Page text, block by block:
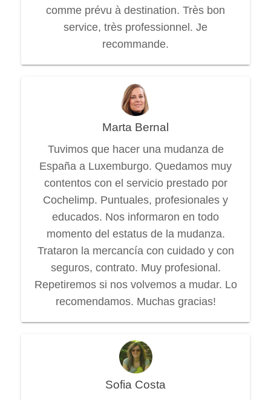
comme prévu à destination. Très bon
service, très professionnel. Je
recommande.
Marta Bernal
Tuvimos que hacer una mudanza de
España a Luxemburgo. Quedamos muy
contentos con el servicio prestado por
Cochelimp. Puntuales, profesionales y
educados. Nos informaron en todo
momento del estatus de la mudanza.
Trataron la mercancía con cuidado y con
seguros, contrato. Muy profesional.
Repetiremos si nos volvemos a mudar. Lo
recomendamos. Muchas gracias!
Sofia Costa